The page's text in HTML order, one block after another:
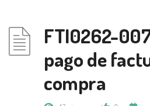
FTI0262-
pago de
compra